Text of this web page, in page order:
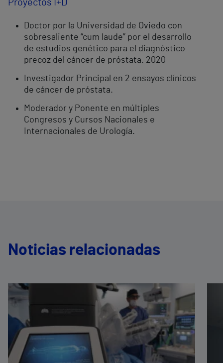
Proyectos I+D
Doctor por la Universidad de Oviedo con
sobresaliente “cum laude” por el desarrollo
de estudios genético para el diagnóstico
precoz del cáncer de próstata. 2020
Investigador Principal en 2 ensayos clínicos
de cáncer de próstata.
Moderador y Ponente en múltiples
Congresos y Cursos Nacionales e
Internacionales de Urología.
Noticias relacionadas